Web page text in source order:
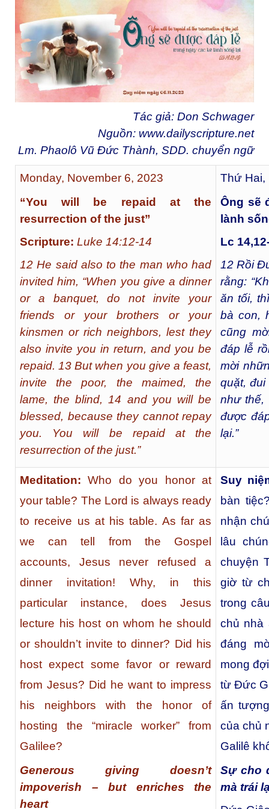
Tác giả: Don Schwager
Nguồn: www.dailyscripture.net
Lm. Phaolô Vũ Đức Thành, SDD. chuyển ngữ
Monday, November 6, 2023
“You will be repaid at the
resurrection of the just”
Scripture: Luke 14:12-14
12 He said also to the man who had
invited him, “When you give a dinner
or a banquet, do not invite your
friends or your brothers or your
kinsmen or rich neighbors, lest they
also invite you in return, and you be
repaid. 13 But when you give a feast,
invite the poor, the maimed, the
lame, the blind, 14 and you will be
blessed, because they cannot repay
you. You will be repaid at the
resurrection of the just.”
Thứ Hai,
Ông sẽ
lành
Lc
12 Rồi
rằng:
ăn tối,
bà con,
cũng
đáp lễ
mời
quặt, đui
như thế,
được
lại.”
Meditation: Who do you honor at
your table? The Lord is always ready
to receive us at his table. As far as
we can tell from the Gospel
accounts, Jesus never refused a
dinner invitation! Why, in this
particular instance, does Jesus
lecture his host on whom he should
or shouldn’t invite to dinner? Did his
host expect some favor or reward
from Jesus? Did he want to impress
his neighbors with the honor of
hosting the “miracle worker” from
Galilee?
Generous giving doesn’t
impoverish – but enriches the
heart
Suy
bàn
nhận
lâu
chuyện
giờ từ
trong
chủ nhà
đáng
mong
từ Đức
ấn
của chủ
Galilê
Sự cho
mà trái